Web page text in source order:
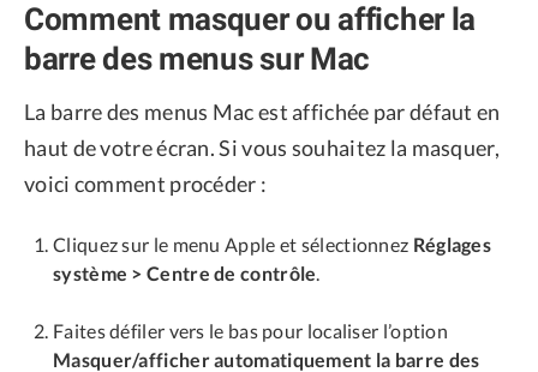
Comment masquer ou afficher la
barre des menus sur Mac
La barre des menus Mac est affichée par défaut en
haut de votre écran. Si vous souhaitez la masquer,
voici comment procéder :
Cliquez sur le menu Apple et sélectionnez Réglages
système > Centre de contrôle
Faites défiler vers le bas pour localiser l’option
Masquer/afficher automatiquement la barre des